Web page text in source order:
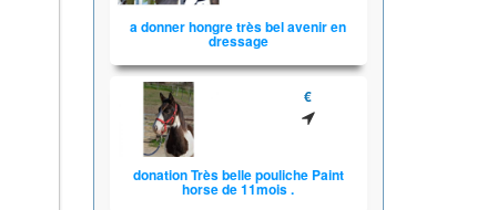
a donner hongre très bel avenir en
dressage
€
donation Très belle pouliche Paint
horse de 11mois .